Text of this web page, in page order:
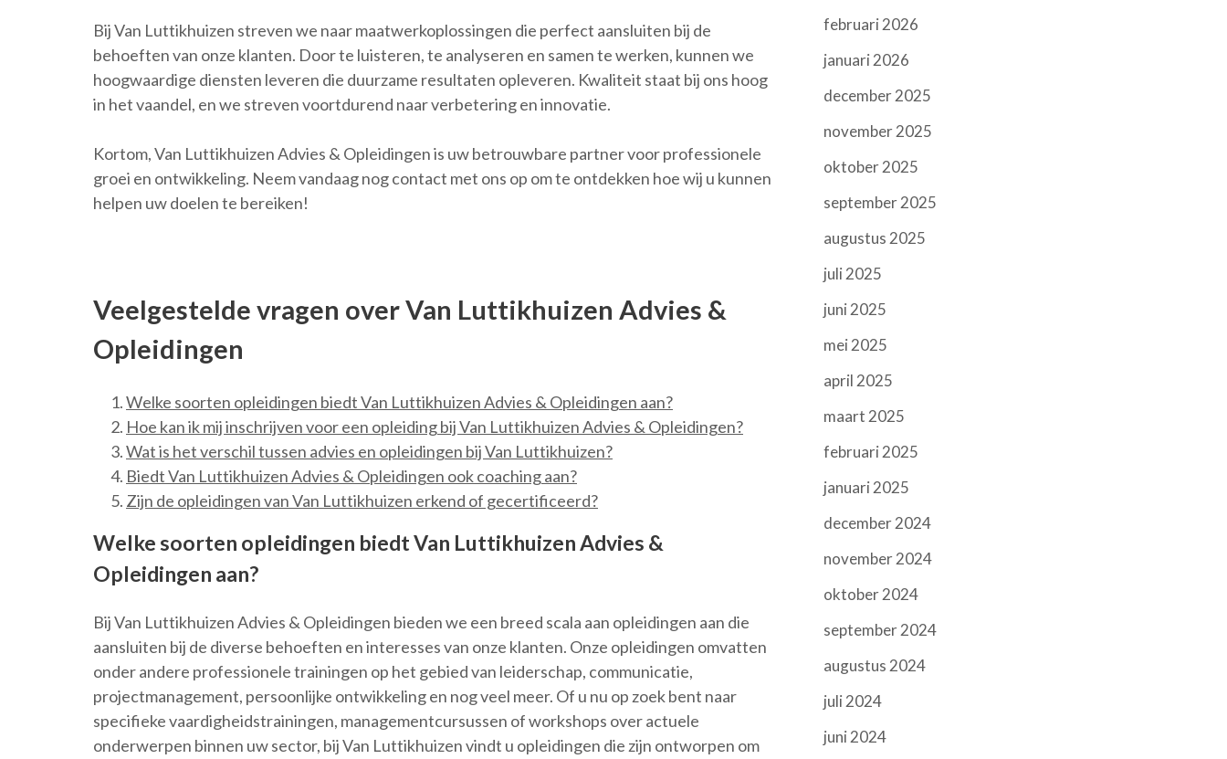
Bij Van Luttikhuizen streven we naar maatwerkoplossingen die perfect aansluiten bij de
behoeften van onze klanten. Door te luisteren, te analyseren en samen te werken, kunnen we
hoogwaardige diensten leveren die duurzame resultaten opleveren. Kwaliteit staat bij ons hoog
in het vaandel, en we streven voortdurend naar verbetering en innovatie.
Kortom, Van Luttikhuizen Advies & Opleidingen is uw betrouwbare partner voor professionele
groei en ontwikkeling. Neem vandaag nog contact met ons op om te ontdekken hoe wij u kunnen
helpen uw doelen te bereiken!
Veelgestelde vragen over Van Luttikhuizen Advies &
Opleidingen
Welke soorten opleidingen biedt Van Luttikhuizen Advies & Opleidingen aan?
Hoe kan ik mij inschrijven voor een opleiding bij Van Luttikhuizen Advies & Opleidingen?
Wat is het verschil tussen advies en opleidingen bij Van Luttikhuizen?
Biedt Van Luttikhuizen Advies & Opleidingen ook coaching aan?
Zijn de opleidingen van Van Luttikhuizen erkend of gecertificeerd?
Welke soorten opleidingen biedt Van Luttikhuizen Advies &
Opleidingen aan?
Bij Van Luttikhuizen Advies & Opleidingen bieden we een breed scala aan opleidingen aan die
aansluiten bij de diverse behoeften en interesses van onze klanten. Onze opleidingen omvatten
onder andere professionele trainingen op het gebied van leiderschap, communicatie,
projectmanagement, persoonlijke ontwikkeling en nog veel meer. Of u nu op zoek bent naar
specifieke vaardigheidstrainingen, managementcursussen of workshops over actuele
onderwerpen binnen uw sector, bij Van Luttikhuizen vindt u opleidingen die zijn ontworpen om
februari 2026
januari 2026
december 2025
november 2025
oktober 2025
september 2025
augustus 2025
juli 2025
juni 2025
mei 2025
april 2025
maart 2025
februari 2025
januari 2025
december 2024
november 2024
oktober 2024
september 2024
augustus 2024
juli 2024
juni 2024